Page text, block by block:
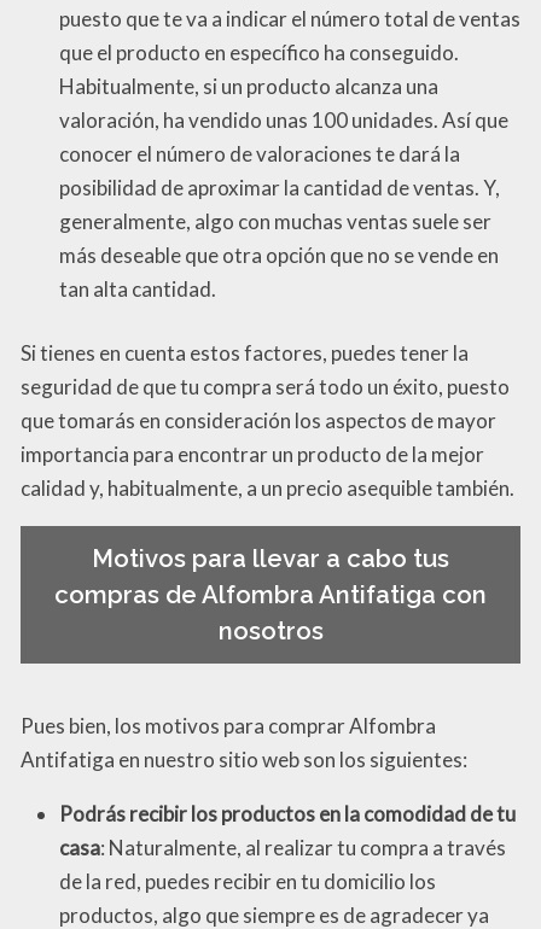
puesto que te va a indicar el número total de ventas
que el producto en específico ha conseguido.
Habitualmente, si un producto alcanza una
valoración, ha vendido unas 100 unidades. Así que
conocer el número de valoraciones te dará la
posibilidad de aproximar la cantidad de ventas. Y,
generalmente, algo con muchas ventas suele ser
más deseable que otra opción que no se vende en
tan alta cantidad.
Si tienes en cuenta estos factores, puedes tener la
seguridad de que tu compra será todo un éxito, puesto
que tomarás en consideración los aspectos de mayor
importancia para encontrar un producto de la mejor
calidad y, habitualmente, a un precio asequible también.
Motivos para llevar a cabo tus
compras de Alfombra Antifatiga con
nosotros
Pues bien, los motivos para comprar Alfombra
Antifatiga en nuestro sitio web son los siguientes:
Podrás recibir los productos en la comodidad de tu
casa: Naturalmente, al realizar tu compra a través
de la red, puedes recibir en tu domicilio los
productos, algo que siempre es de agradecer ya